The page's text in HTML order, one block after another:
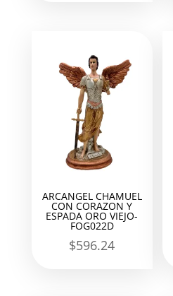
ARCANGEL CHAMUEL
CON CORAZON Y
ESPADA ORO VIEJO-
FOG022D
$596.24